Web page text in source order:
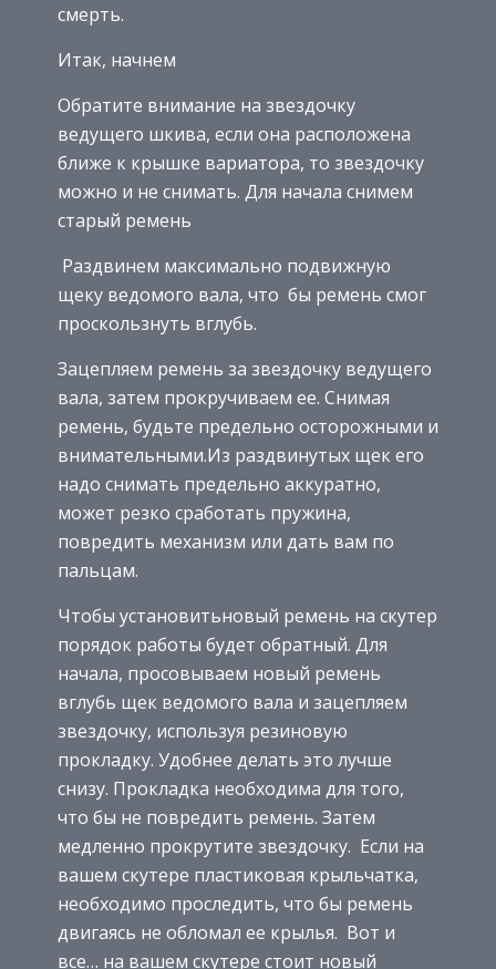
смерть.
Итак, начнем
Обратите внимание на звездочку
ведущего шкива, если она расположена
ближе к крышке вариатора, то звездочку
можно и не снимать. Для начала снимем
старый ремень
Раздвинем максимально подвижную
щеку ведомого вала, что бы ремень смог
проскользнуть вглубь.
Зацепляем ремень за звездочку ведущего
вала, затем прокручиваем ее. Снимая
ремень, будьте предельно осторожными и
внимательными.Из раздвинутых щек его
надо снимать предельно аккуратно,
может резко сработать пружина,
повредить механизм или дать вам по
пальцам.
Чтобы установитьновый ремень на скутер
порядок работы будет обратный. Для
начала, просовываем новый ремень
вглубь щек ведомого вала и зацепляем
звездочку, используя резиновую
прокладку. Удобнее делать это лучше
снизу. Прокладка необходима для того,
что бы не повредить ремень. Затем
медленно прокрутите звездочку. Если на
вашем скутере пластиковая крыльчатка,
необходимо проследить, что бы ремень
двигаясь не обломал ее крылья. Вот и
все… на вашем скутере стоит новый